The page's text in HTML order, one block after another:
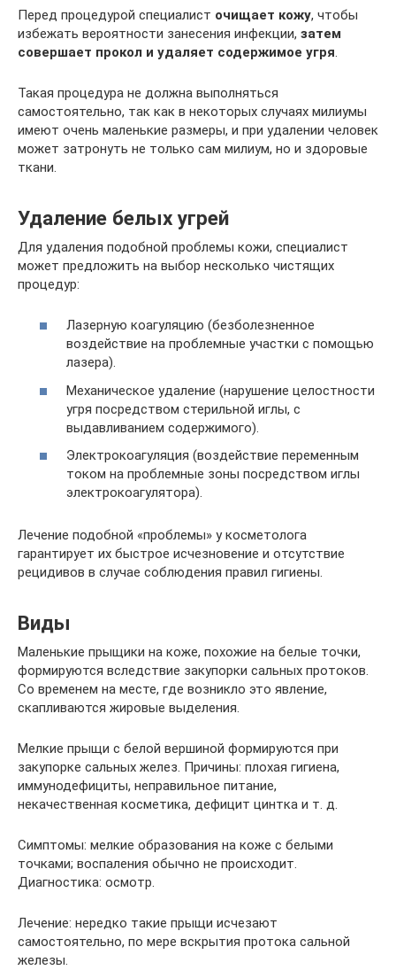
Перед процедурой специалист очищает кожу, чтобы
избежать вероятности занесения инфекции, затем
совершает прокол и удаляет содержимое угря.
Такая процедура не должна выполняться
самостоятельно, так как в некоторых случаях милиумы
имеют очень маленькие размеры, и при удалении человек
может затронуть не только сам милиум, но и здоровые
ткани.
Удаление белых угрей
Для удаления подобной проблемы кожи, специалист
может предложить на выбор несколько чистящих
процедур:
Лазерную коагуляцию (безболезненное
воздействие на проблемные участки с помощью
лазера).
Механическое удаление (нарушение целостности
угря посредством стерильной иглы, с
выдавливанием содержимого).
Электрокоагуляция (воздействие переменным
током на проблемные зоны посредством иглы
электрокоагулятора).
Лечение подобной «проблемы» у косметолога
гарантирует их быстрое исчезновение и отсутствие
рецидивов в случае соблюдения правил гигиены.
Виды
Маленькие прыщики на коже, похожие на белые точки,
формируются вследствие закупорки сальных протоков.
Со временем на месте, где возникло это явление,
скапливаются жировые выделения.
Мелкие прыщи с белой вершиной формируются при
закупорке сальных желез. Причины: плохая гигиена,
иммунодефициты, неправильное питание,
некачественная косметика, дефицит цинтка и т. д.
Симптомы: мелкие образования на коже с белыми
точками; воспаления обычно не происходит.
Диагностика: осмотр.
Лечение: нередко такие прыщи исчезают
самостоятельно, по мере вскрытия протока сальной
железы.